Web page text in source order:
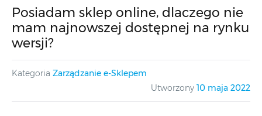
Posiadam sklep online, dlaczego nie
mam najnowszej dostępnej na rynku
wersji?
Kategoria Zarządzanie e-Sklepem
Utworzony 10 maja 2022